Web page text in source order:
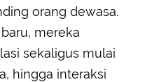
orang dewasa.
mereka
sekaligus mulai
hingga interaksi